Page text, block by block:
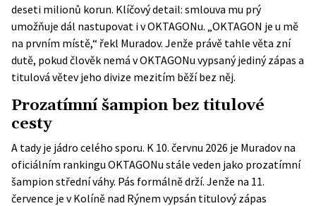
deseti milionů korun. Klíčový detail: smlouva mu prý
umožňuje dál nastupovat i v OKTAGONu. „OKTAGON je u mě
na prvním místě,“ řekl Muradov. Jenže právě tahle věta zní
dutě, pokud člověk nemá v OKTAGONu vypsaný jediný zápas a
titulová větev jeho divize mezitím běží bez něj.
Prozatímní šampion bez titulové
cesty
A tady je jádro celého sporu. K 10. červnu 2026 je Muradov na
oficiálním rankingu OKTAGONu stále veden jako prozatímní
šampion střední váhy. Pás formálně drží. Jenže na 11.
července je v Kolíně nad Rýnem vypsán titulový zápas